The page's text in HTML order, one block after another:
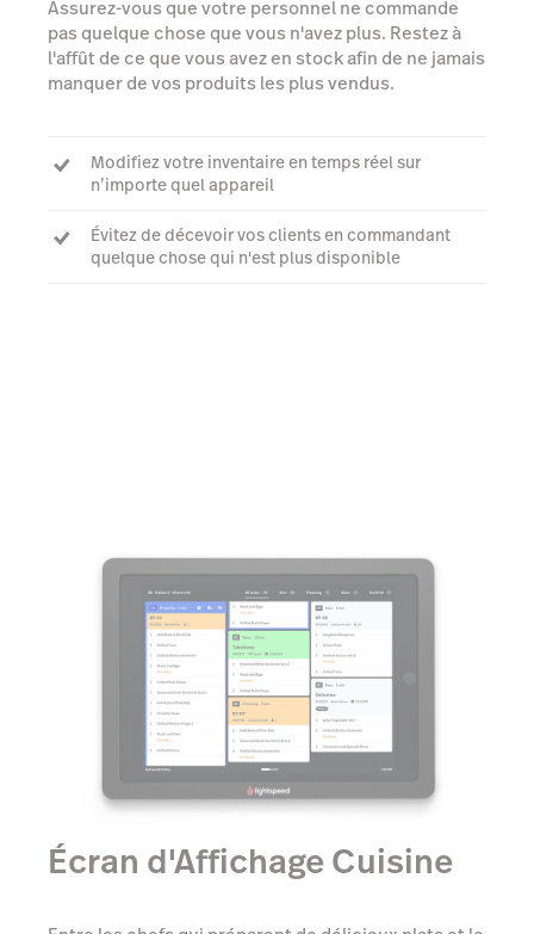
Assurez-vous que votre personnel ne commande
pas quelque chose que vous n'avez plus. Restez à
l'affût de ce que vous avez en stock afin de ne jamais
manquer de vos produits les plus vendus.
Modifiez votre inventaire en temps réel sur
n’importe quel appareil
Évitez de décevoir vos clients en commandant
quelque chose qui n'est plus disponible
Écran d'Affichage Cuisine